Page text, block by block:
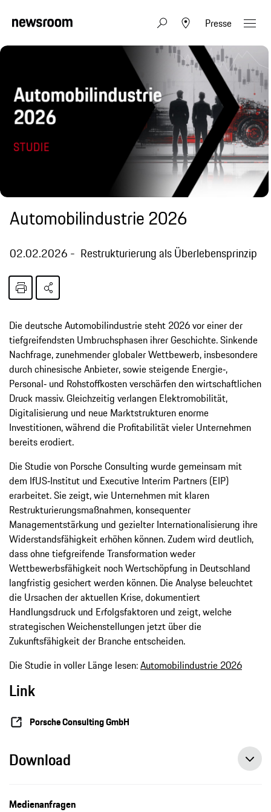
Presse
Automobilindustrie 2026
02.02.2026 Restrukturierung als Überlebensprinzip
Die deutsche Automobilindustrie steht 2026 vor einer der
tiefgreifendsten Umbruchsphasen ihrer Geschichte. Sinkende
Nachfrage, zunehmender globaler Wettbewerb, insbesondere
durch chinesische Anbieter, sowie steigende Energie‑,
Personal‑ und Rohstoffkosten verschärfen den wirtschaftlichen
Druck massiv. Gleichzeitig verlangen Elektromobilität,
Digitalisierung und neue Marktstrukturen enorme
Investitionen, während die Profitabilität vieler Unternehmen
bereits erodiert.
Die Studie von Porsche Consulting wurde gemeinsam mit
dem IfUS‑Institut und Executive Interim Partners (EIP)
erarbeitet. Sie zeigt, wie Unternehmen mit klaren
Restrukturierungsmaßnahmen, konsequenter
Managementstärkung und gezielter Internationalisierung ihre
Widerstandsfähigkeit erhöhen können. Zudem wird deutlich,
dass ohne tiefgreifende Transformation weder
Wettbewerbsfähigkeit noch Wertschöpfung in Deutschland
langfristig gesichert werden können. Die Analyse beleuchtet
die Ursachen der aktuellen Krise, dokumentiert
Handlungsdruck und Erfolgsfaktoren und zeigt, welche
strategischen Weichenstellungen jetzt über die
Zukunftsfähigkeit der Branche entscheiden.
Die Studie in voller Länge lesen:Automobilindustrie 2026
Link
Porsche Consulting GmbH
Download
Medienanfragen